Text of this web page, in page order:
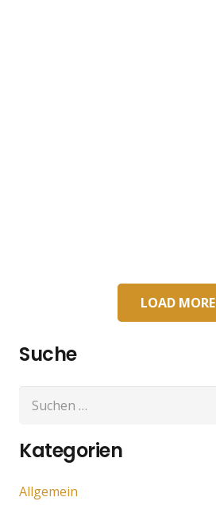
LOAD MORE
Suche
Kategorien
Allgemein